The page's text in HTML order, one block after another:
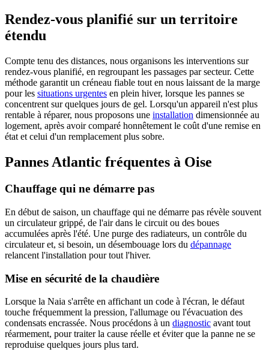
Rendez-vous planifié sur un territoire
étendu
Compte tenu des distances, nous organisons les interventions sur
rendez-vous planifié, en regroupant les passages par secteur. Cette
méthode garantit un créneau fiable tout en nous laissant de la marge
pour les situations urgentes en plein hiver, lorsque les pannes se
concentrent sur quelques jours de gel. Lorsqu'un appareil n'est plus
rentable à réparer, nous proposons une installation dimensionnée au
logement, après avoir comparé honnêtement le coût d'une remise en
état et celui d'un remplacement plus sobre.
Pannes Atlantic fréquentes à Oise
Chauffage qui ne démarre pas
En début de saison, un chauffage qui ne démarre pas révèle souvent
un circulateur grippé, de l'air dans le circuit ou des boues
accumulées après l'été. Une purge des radiateurs, un contrôle du
circulateur et, si besoin, un désembouage lors du dépannage
relancent l'installation pour tout l'hiver.
Mise en sécurité de la chaudière
Lorsque la Naia s'arrête en affichant un code à l'écran, le défaut
touche fréquemment la pression, l'allumage ou l'évacuation des
condensats encrassée. Nous procédons à un diagnostic avant tout
réarmement, pour traiter la cause réelle et éviter que la panne ne se
reproduise quelques jours plus tard.